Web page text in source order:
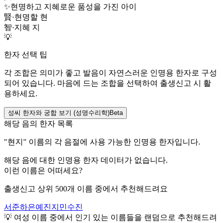
✨현명하고 지혜로운 품성을 가진 아이
賢·현명할 현
智·지혜 지
💡
한자 선택 팁
각 조합은 의미가 좋고 발음이 자연스러운 인명용 한자로 구성
되어 있습니다. 마음에 드는 조합을 선택하여 출생신고 시 활
용하세요.
성씨 한자와 궁합 보기 (성명수리학)Beta
해당 음의 한자 목록
"현지 " 이름의 각 음절에 사용 가능한 인명용 한자입니다.
해당 음에 대한 인명용 한자 데이터가 없습니다.
이런 이름은 어떠세요?
출생신고 상위 500개 이름 중에서 추천해드려요
서준하은예진지민수진
💡 여성 이름 중에서 인기 있는 이름들을 랜덤으로 추천해드려